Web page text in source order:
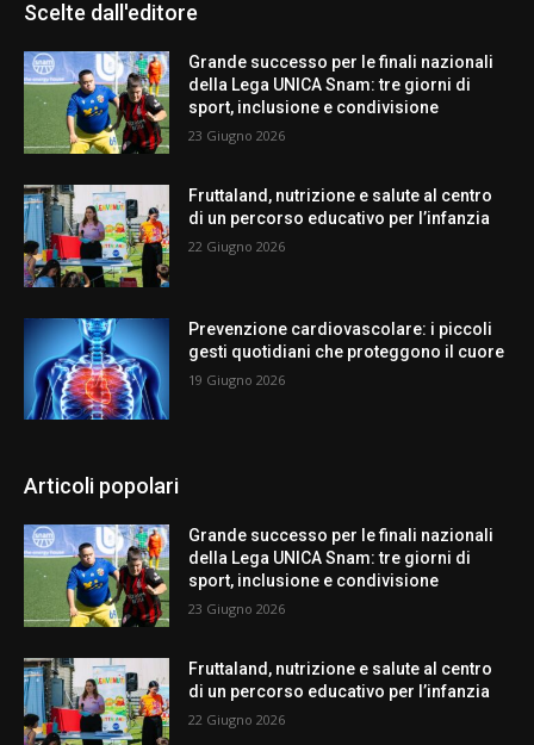
Scelte dall'editore
Grande successo per le finali nazionali
della Lega UNICA Snam: tre giorni di
sport, inclusione e condivisione
23 Giugno 2026
Fruttaland, nutrizione e salute al centro
di un percorso educativo per l’infanzia
22 Giugno 2026
Prevenzione cardiovascolare: i piccoli
gesti quotidiani che proteggono il cuore
19 Giugno 2026
Articoli popolari
Grande successo per le finali nazionali
della Lega UNICA Snam: tre giorni di
sport, inclusione e condivisione
23 Giugno 2026
Fruttaland, nutrizione e salute al centro
di un percorso educativo per l’infanzia
22 Giugno 2026